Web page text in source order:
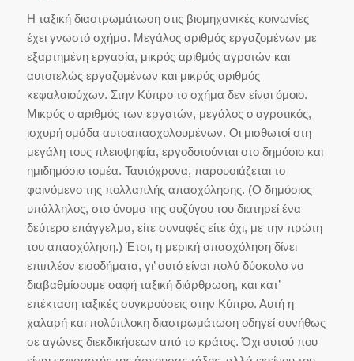
Η ταξική διαστρωμάτωση στις βιομηχανικές κοινωνίες
έχει γνωστό σχήμα. Μεγάλος αριθμός εργαζομένων με
εξαρτημένη εργασία, μικρός αριθμός αγροτών και
αυτοτελώς εργαζομένων και μικρός αριθμός
κεφαλαιούχων. Στην Κύπρο το σχήμα δεν είναι όμοιο.
Μικρός ο αριθμός των εργατών, μεγάλος ο αγροτικός,
ισχυρή ομάδα αυτοαπασχολουμένων. Οι μισθωτοί στη
μεγάλη τους πλειοψηφία, εργοδοτούνται στο δημόσιο και
ημιδημόσιο τομέα. Ταυτόχρονα, παρουσιάζεται το
φαινόμενο της πολλαπλής απασχόλησης. (Ο δημόσιος
υπάλληλος, στο όνομα της συζύγου του διατηρεί ένα
δεύτερο επάγγελμα, είτε συναφές είτε όχι, με την πρώτη
του απασχόληση.) Έτσι, η μερική απασχόληση δίνει
επιπλέον εισοδήματα, γι’ αυτό είναι πολύ δύσκολο να
διαβαθμίσουμε σαφή ταξική διάρθρωση, και κατ’
επέκταση ταξικές συγκρούσεις στην Κύπρο. Αυτή η
χαλαρή και πολύπλοκη διαστρωμάτωση οδηγεί συνήθως
σε αγώνες διεκδικήσεων από το κράτος. Όχι αυτού που